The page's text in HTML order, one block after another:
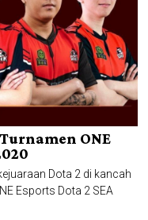
ONE
Dota 2 di kancah
Esports Dota 2 SEA